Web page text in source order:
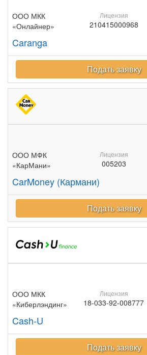
ООО МКК
«Онлайнер»
Caranga
Лицензия
210415000968
Подать заявку
ООО МФК
«КарМани»
CarMoney (Кармани)
Лицензия
005203
Подать заявку
ООО МКК
«Киберлэндинг»
Cash-U
Лицензия
18-033-92-008777
Подать заявку